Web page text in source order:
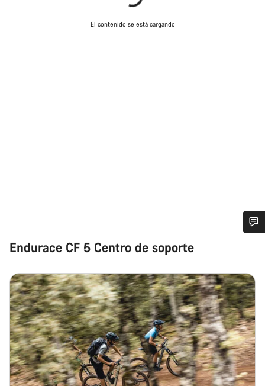
El contenido se está cargando
Endurace CF 5 Centro de soporte
¿Necesitas ayuda?
Nuestros expertos estarán encantados de responder a tus
preguntas.
Abrir chat
Cerrar